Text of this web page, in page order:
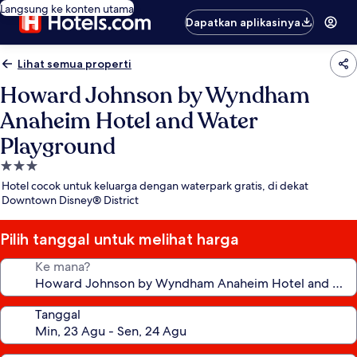
Langsung ke konten utama
Dapatkan aplikasinya
Lihat semua properti
Howard Johnson by Wyndham
Anaheim Hotel and Water
Playground
Properti
bintang
3.0
Hotel cocok untuk keluarga dengan waterpark gratis, di dekat
Downtown Disney® District
Pilih tanggal untuk melihat harga
Ke mana?
Tanggal